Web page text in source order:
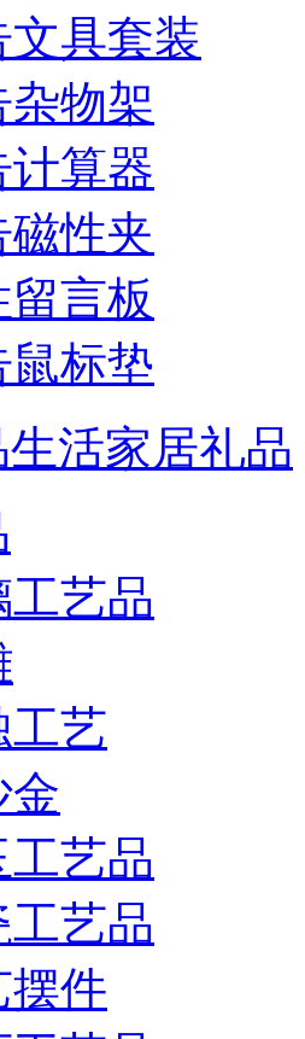
文具套装
杂物架
计算器
磁性夹
言板
鼠标垫
生活家居礼品
工艺品
工艺
金
工艺品
工艺品
摆件